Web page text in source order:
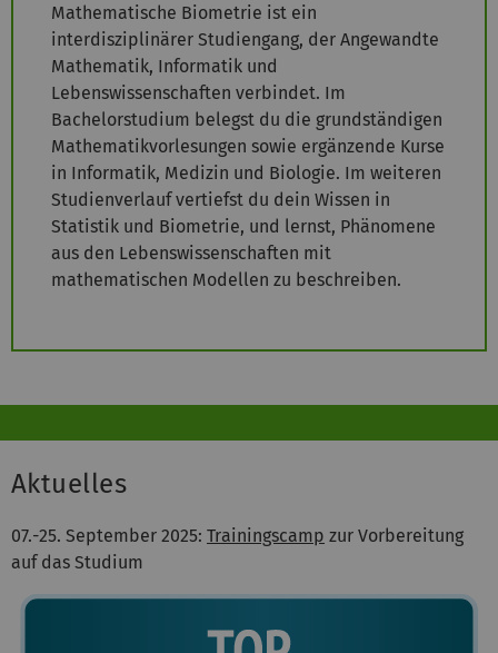
Mathematische Biometrie ist ein
interdisziplinärer Studiengang, der Angewandte
Mathematik, Informatik und
Lebenswissenschaften verbindet. Im
Bachelorstudium belegst du die grundständigen
Mathematikvorlesungen sowie ergänzende Kurse
in Informatik, Medizin und Biologie. Im weiteren
Studienverlauf vertiefst du dein Wissen in
Statistik und Biometrie, und lernst, Phänomene
aus den Lebenswissenschaften mit
mathematischen Modellen zu beschreiben.
Aktuelles
07.-25. September 2025: Trainingscamp zur Vorbereitung
auf das Studium